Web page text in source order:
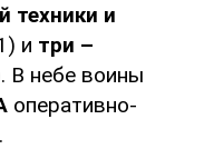
техники и
и три –
В небе воины
оперативно-